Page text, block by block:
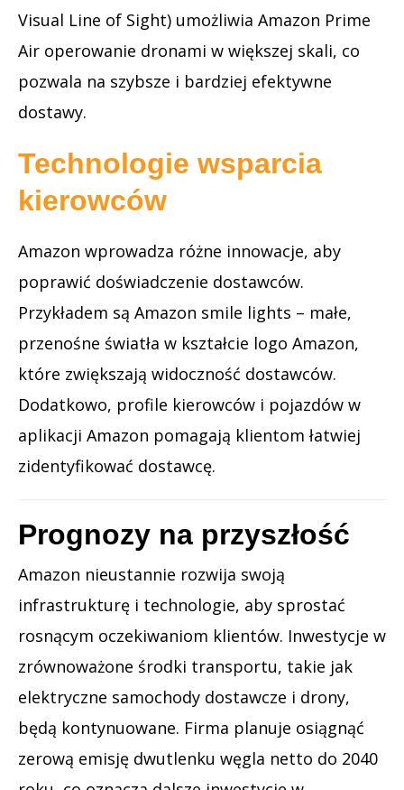
Visual Line of Sight) umożliwia Amazon Prime
Air operowanie dronami w większej skali, co
pozwala na szybsze i bardziej efektywne
dostawy.
Technologie wsparcia
kierowców
Amazon wprowadza różne innowacje, aby
poprawić doświadczenie dostawców.
Przykładem są Amazon smile lights – małe,
przenośne światła w kształcie logo Amazon,
które zwiększają widoczność dostawców.
Dodatkowo, profile kierowców i pojazdów w
aplikacji Amazon pomagają klientom łatwiej
zidentyfikować dostawcę.
Prognozy na przyszłość
Amazon nieustannie rozwija swoją
infrastrukturę i technologie, aby sprostać
rosnącym oczekiwaniom klientów. Inwestycje w
zrównoważone środki transportu, takie jak
elektryczne samochody dostawcze i drony,
będą kontynuowane. Firma planuje osiągnąć
zerową emisję dwutlenku węgla netto do 2040